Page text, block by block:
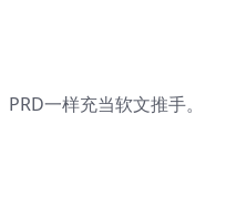
PRD一样充当软文推手。